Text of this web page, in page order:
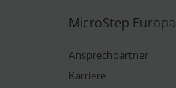
MicroStep Europa
Ansprechpartner
Karriere